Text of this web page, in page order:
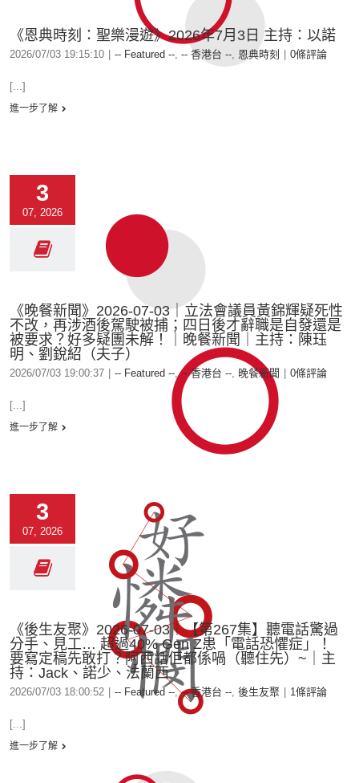
《恩典時刻：聖樂漫遊》2026年7月3日 主持：以諾
2026/07/03 19:15:10 -- Featured --, -- 香港台 --, 恩典時刻 0條評論
[...]
進一步了解
3
07, 2026
《晚餐新聞》2026-07-03｜立法會議員黃錦輝疑死性
不改，再涉酒後駕駛被捕；四日後才辭職是自發還是
被要求？好多疑團未解！｜晚餐新聞｜主持：陳珏
明、劉銳紹（夫子）
2026/07/03 19:00:37 -- Featured --,-- 香港台 --, 晚餐新聞 0條評論
[...]
進一步了解
3
07, 2026
《後生友聚》2026-07-03︱【第267集】聽電話驚過
分手、見工… 超過40% Gen Z患「電話恐懼症」！
要寫定稿先敢打？阿西話佢都係喎（聽住先）~｜主
持：Jack、諾少、法蘭西
2026/07/03 18:00:52 -- Featured --,-- 香港台 --, 後生友聚 1條評論
[...]
進一步了解